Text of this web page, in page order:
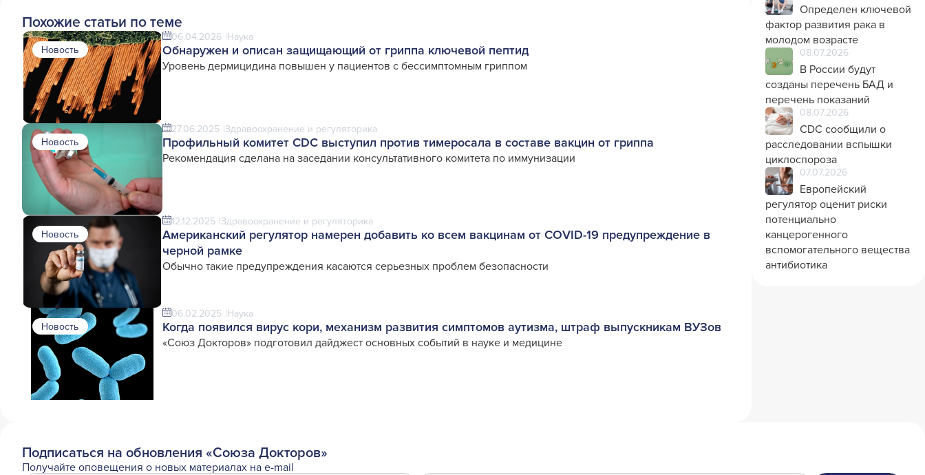
Похожие статьи по теме
Новость
06.04.2026 Наука
Обнаружен и описан защищающий от гриппа ключевой пептид
Уровень дермицидина повышен у пациентов с бессимптомным гриппом
Новость
27.06.2025 Здравоохранение и регуляторика
Профильный комитет CDC выступил против тимеросала в составе вакцин от гриппа
Рекомендация сделана на заседании консультативного комитета по иммунизации
Новость
12.12.2025 Здравоохранение и регуляторика
Американский регулятор намерен добавить ко всем вакцинам от COVID-19 предупреждение в
черной рамке
Обычно такие предупреждения касаются серьезных проблем безопасности
Новость
06.02.2025 Наука
Когда появился вирус кори, механизм развития симптомов аутизма, штраф выпускникам ВУЗов
«Союз Докторов» подготовил дайджест основных событий в науке и медицине
Определен ключевой
фактор развития рака в
молодом возрасте
08.07.2026
В России будут
созданы перечень БАД и
перечень показаний
08.07.2026
CDC сообщили о
расследовании вспышки
циклоспороза
07.07.2026
Европейский
регулятор оценит риски
потенциально
канцерогенного
вспомогательного вещества
антибиотика
Подписаться на обновления «Союза Докторов»
Получайте оповещения о новых материалах на e-mail